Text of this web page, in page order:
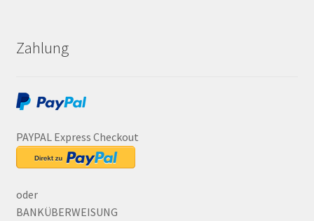
Zahlung
PAYPAL Express Checkout
oder
BANKÜBERWEISUNG